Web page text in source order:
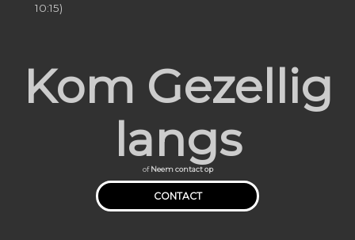
10:15)
Kom Gezellig
langs
ofNeem contact op
CONTACT